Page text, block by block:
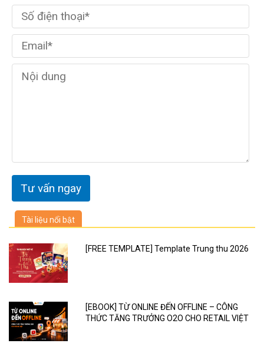
Tài liệu nổi bật
[FREE TEMPLATE] Template Trung thu 2026
[EBOOK] TỪ ONLINE ĐẾN OFFLINE – CÔNG
THỨC TĂNG TRƯỞNG O2O CHO RETAIL VIỆT